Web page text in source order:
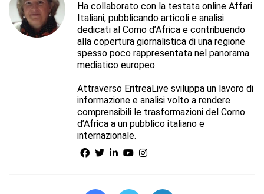
Ha collaborato con la testata online Affari
Italiani, pubblicando articoli e analisi
dedicati al Corno d’Africa e contribuendo
alla copertura giornalistica di una regione
spesso poco rappresentata nel panorama
mediatico europeo.
Attraverso EritreaLive sviluppa un lavoro di
informazione e analisi volto a rendere
comprensibili le trasformazioni del Corno
d’Africa a un pubblico italiano e
internazionale.